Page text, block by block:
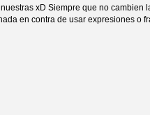
xD Siempre que no cambien
en contra de usar expresiones o